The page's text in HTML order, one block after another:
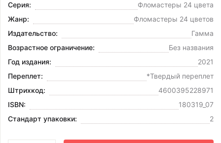
Серия:
Фломастеры 24 цвета
Жанр:
Фломастеры 24 цветов
Издательство:
Гамма
Возрастное ограничение:
Без названия
Год издания:
2021
Переплет:
*Твердый переплет
Штрихкод:
4600395228971
ISBN:
180319_07
Стандарт упаковки:
2